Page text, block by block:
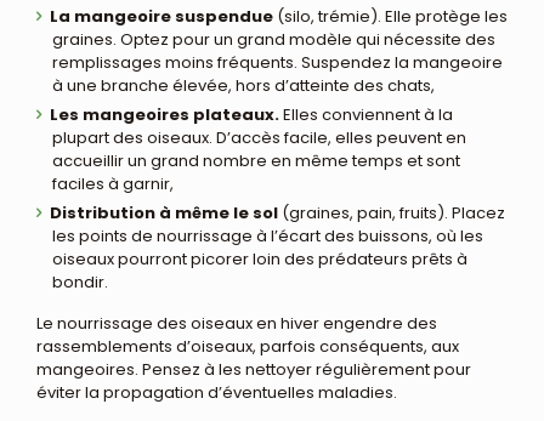
La mangeoire suspendue(silo, trémie). Elle protège les
graines. Optez pour un grand modèle qui nécessite des
remplissages moins fréquents. Suspendez la mangeoire
à une branche élevée, hors d’atteinte des chats,
Les mangeoires plateaux.Elles conviennent à la
plupart des oiseaux. D’accès facile, elles peuvent en
accueillir un grand nombre en même temps et sont
faciles à garnir,
Distribution à même le sol(graines, pain, fruits). Placez
les points de nourrissage à l’écart des buissons, où les
oiseaux pourront picorer loin des prédateurs prêts à
bondir.
Le nourrissage des oiseaux en hiver engendre des
rassemblements d’oiseaux, parfois conséquents, aux
mangeoires. Pensez à les nettoyer régulièrement pour
éviter la propagation d’éventuelles maladies.